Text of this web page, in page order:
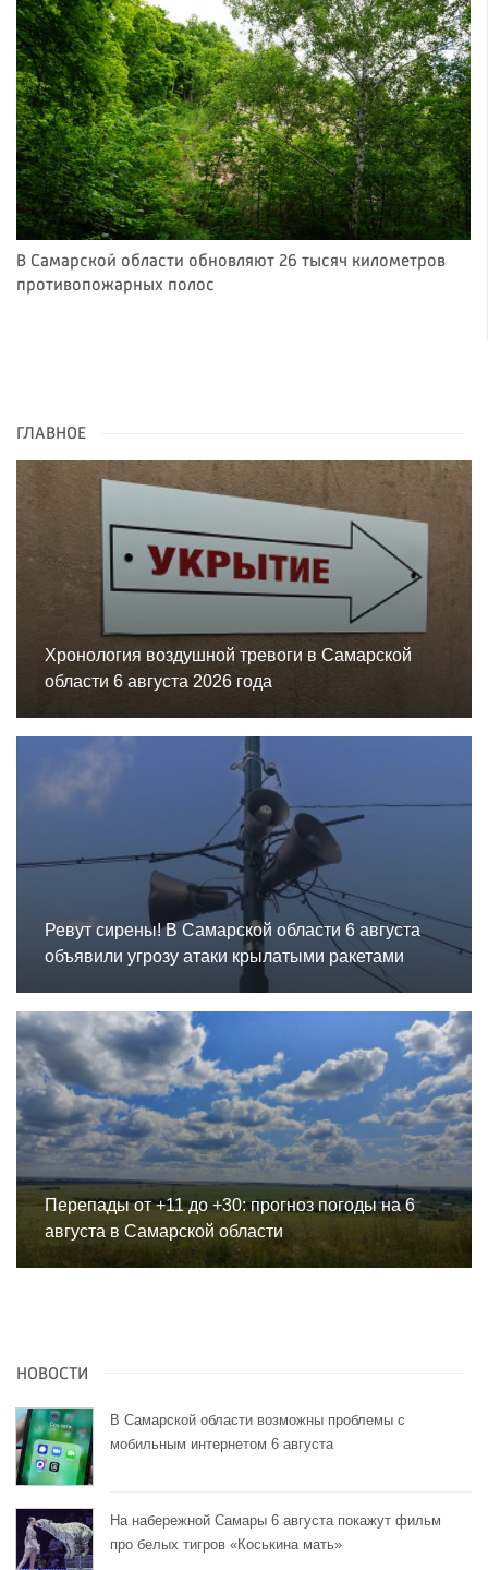
В Самарской области обновляют 26 тысяч километров
противопожарных полос
ГЛАВНОЕ
Хронология воздушной тревоги в Самарской
области 6 августа 2026 года
Ревут сирены! В Самарской области 6 августа
объявили угрозу атаки крылатыми ракетами
Перепады от +11 до +30: прогноз погоды на 6
августа в Самарской области
НОВОСТИ
В Самарской области возможны проблемы с
мобильным интернетом 6 августа
На набережной Самары 6 августа покажут фильм
про белых тигров «Коськина мать»